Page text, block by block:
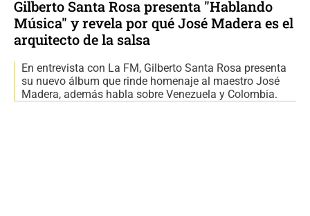
Gilberto Santa Rosa presenta "Hablando
Música" y revela por qué José Madera es el
arquitecto de la salsa
En entrevista con La FM, Gilberto Santa Rosa presenta
su nuevo álbum que rinde homenaje al maestro José
Madera, además habla sobre Venezuela y Colombia.